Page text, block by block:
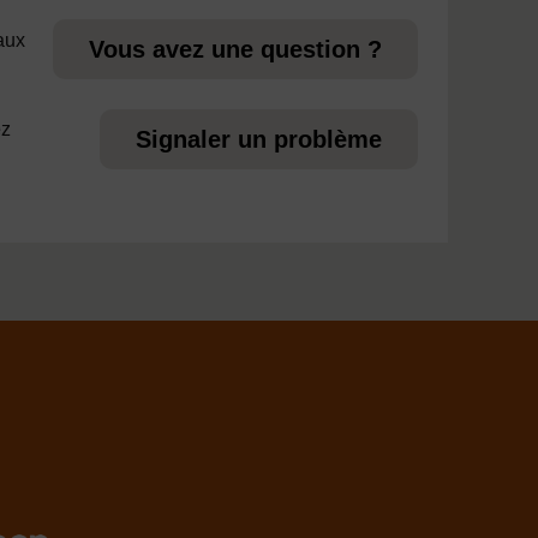
Vous avez une question ?
Signaler un problème